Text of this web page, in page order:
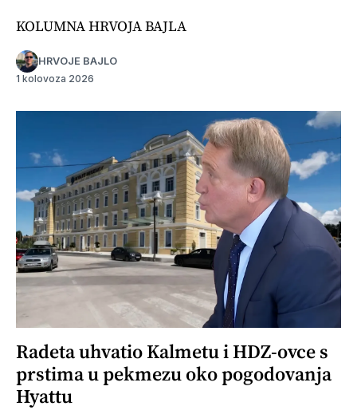
KOLUMNA HRVOJA BAJLA
HRVOJE BAJLO
1 kolovoza 2026
Radeta uhvatio Kalmetu i HDZ-ovce s
prstima u pekmezu oko pogodovanja
Hyattu